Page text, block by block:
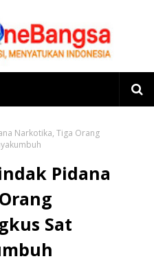
Narkotika, Tiga Orang
Pidana
Sat